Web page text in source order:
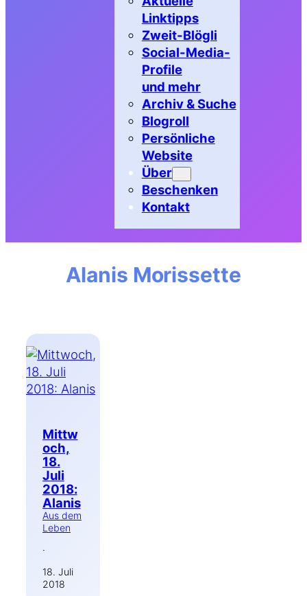
Linktipps
Zweit-Blögli
Social-Media-
Profile
und mehr
Archiv & Suche
Blogroll
Persönliche
Website
Über
Beschenken
Kontakt
Alanis Morissette
Mittw
och,
18.
Juli
2018:
Alanis
Aus dem
Leben
·
18. Juli
2018